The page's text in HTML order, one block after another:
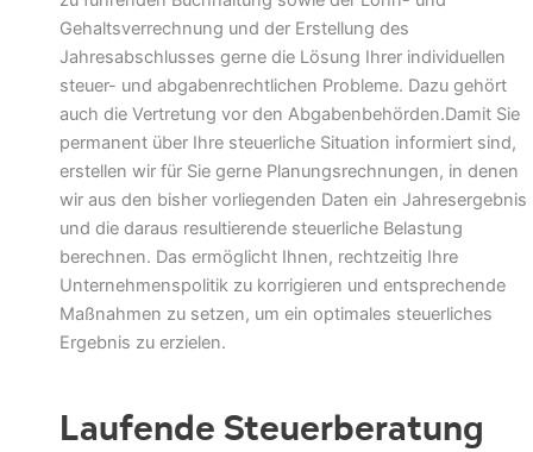
Gehaltsverrechnung und der Erstellung des
Jahresabschlusses gerne die Lösung Ihrer individuellen
steuer- und abgabenrechtlichen Probleme. Dazu gehört
auch die Vertretung vor den Abgabenbehörden.Damit Sie
permanent über Ihre steuerliche Situation informiert sind,
erstellen wir für Sie gerne Planungsrechnungen, in denen
wir aus den bisher vorliegenden Daten ein Jahresergebnis
und die daraus resultierende steuerliche Belastung
berechnen. Das ermöglicht Ihnen, rechtzeitig Ihre
Unternehmenspolitik zu korrigieren und entsprechende
Maßnahmen zu setzen, um ein optimales steuerliches
Ergebnis zu erzielen.
Laufende Steuerberatung